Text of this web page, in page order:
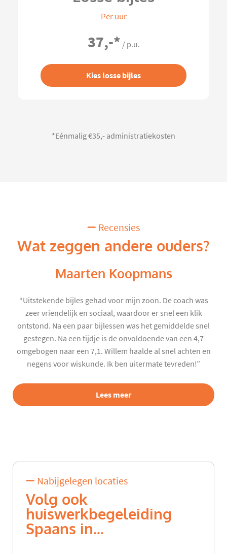
Per uur
37,-* / p.u.
Kies losse bijles
*Eénmalig €35,- administratiekosten
Recensies
Wat zeggen andere ouders?
Maarten Koopmans
“Uitstekende bijles gehad voor mijn zoon. De coach was
zeer vriendelijk en sociaal, waardoor er snel een klik
ontstond. Na een paar bijlessen was het gemiddelde snel
gestegen. Na een tijdje is de onvoldoende van een 4,7
omgebogen naar een 7,1. Willem haalde al snel achten en
negens voor wiskunde. Ik ben uitermate tevreden!”
Lees meer
Nabijgelegen locaties
Volg ook
huiswerkbegeleiding
Spaans in...